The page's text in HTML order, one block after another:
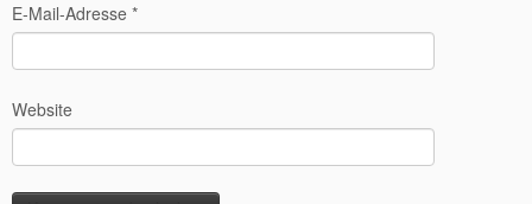
E-Mail-Adresse *
Website